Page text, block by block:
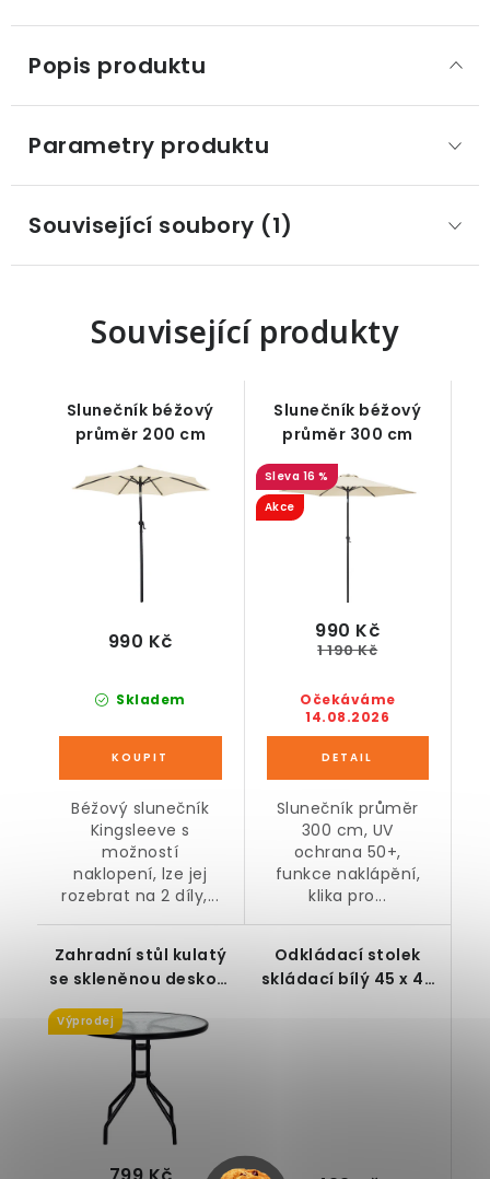
Popis produktu
Parametry produktu
Související soubory (1)
Související produkty
Slunečník béžový
průměr 200 cm
Skladem
990 Kč
Béžový slunečník
Kingsleeve s
možností
naklopení, lze jej
rozebrat na 2 díly,...
Slunečník béžový
průměr 300 cm
16 %
Akce
Očekáváme
14.08.2026
990 Kč
1 190 Kč
Slunečník průměr
300 cm, UV
ochrana 50+,
funkce naklápění,
klika pro...
Zahradní stůl kulatý
se skleněnou deskou,
Výprodej
Odkládací stolek
skládací bílý 45 x 43